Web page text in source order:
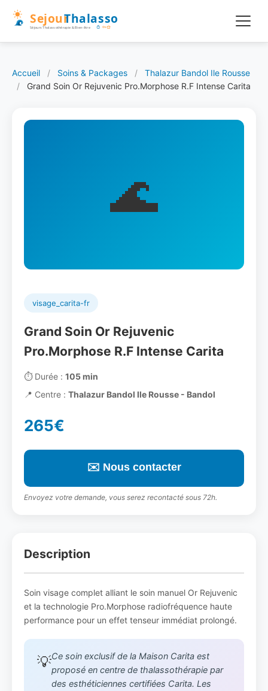
Accueil / Soins & Packages /
Thalazur Bandol Ile Rousse
/
Grand Soin Or Rejuvenic Pro.Morphose R.F Intense Carita
🌊
visage_carita-fr
Grand Soin Or Rejuvenic
Pro.Morphose R.F Intense Carita
⏱️Durée : 105 min
📍 Centre : Thalazur Bandol Ile Rousse - Bandol
265€
✉️ Nous contacter
Envoyez votre demande, vous serez recontacté sous 72h.
Description
Soin visage complet alliant le soin manuel Or Rejuvenic
et la technologie Pro.Morphose radiofréquence haute
performance pour un effet tenseur immédiat prolongé.
💡Ce soin exclusif de la Maison Carita est
proposé en centre de thalassothérapie par
des esthéticiennes certifiées Carita. Les